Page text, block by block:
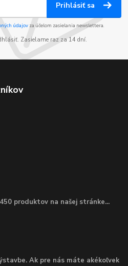
Prihlásiť sa
údajov za účelom zasielania newslettera.
Zasielame raz za 14 dní.
produktov na našej stránke...
Ak pre nás máte akékoľvek